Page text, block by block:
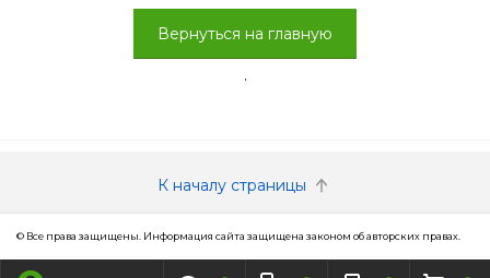
Вернуться на главную
.
К началу страницы
© Все права защищены. Информация сайта защищена законом об авторских правах.